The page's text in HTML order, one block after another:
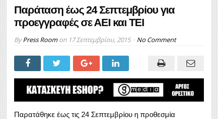
Παράταση έως 24 Σεπτεμβρίου για
προεγγραφές σε ΑΕΙ και ΤΕΙ
ByPress Roomon 17 Σεπτεμβρίου, 2015 No Comment
Παρατάθηκε έως τις 24 Σεπτεμβρίου η προθεσμία